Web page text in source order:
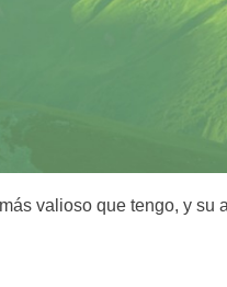
valioso que tengo, y su